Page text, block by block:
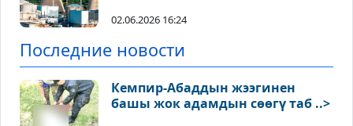
02.06.2026 16:24
Последние новости
Кемпир-Абаддын жээгинен
башы жок адамдын сөөгү таб ..>